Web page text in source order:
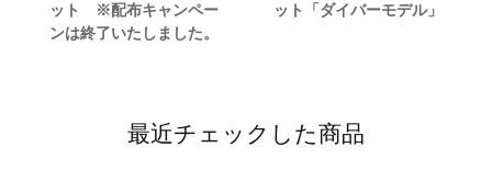
ット ※配布キャンペー
ンは終了いたしました。
ット「ダイバーモデル」
最近チェックした商品